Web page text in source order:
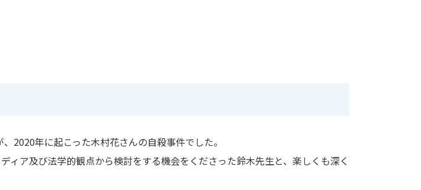
2020年に起こった木村花さんの自殺事件でした。
ィア及び法学的観点から検討をする機会をくださった鈴木先生と、楽しくも深く